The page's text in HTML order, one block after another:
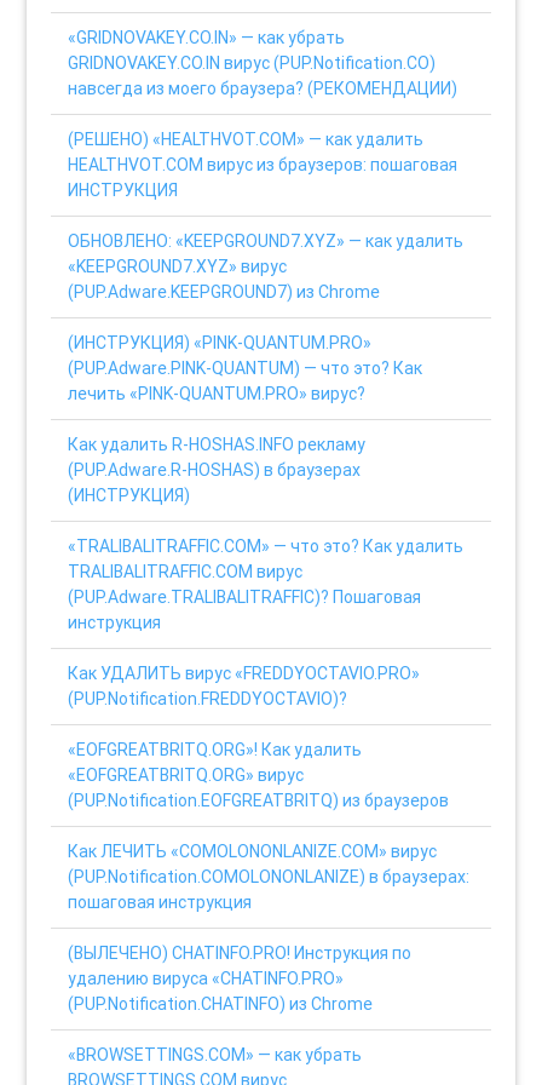
«GRIDNOVAKEY.CO.IN» — как убрать
GRIDNOVAKEY.CO.IN вирус (PUP.Notification.CO)
навсегда из моего браузера? (РЕКОМЕНДАЦИИ)
(РЕШЕНО) «HEALTHVOT.COM» — как удалить
HEALTHVOT.COM вирус из браузеров: пошаговая
ИНСТРУКЦИЯ
ОБНОВЛЕНО: «KEEPGROUND7.XYZ» — как удалить
«KEEPGROUND7.XYZ» вирус
(PUP.Adware.KEEPGROUND7) из Chrome
(ИНСТРУКЦИЯ) «PINK-QUANTUM.PRO»
(PUP.Adware.PINK-QUANTUM) — что это? Как
лечить «PINK-QUANTUM.PRO» вирус?
Как удалить R-HOSHAS.INFO рекламу
(PUP.Adware.R-HOSHAS) в браузерах
(ИНСТРУКЦИЯ)
«TRALIBALITRAFFIC.COM» — что это? Как удалить
TRALIBALITRAFFIC.COM вирус
(PUP.Adware.TRALIBALITRAFFIC)? Пошаговая
инструкция
Как УДАЛИТЬ вирус «FREDDYOCTAVIO.PRO»
(PUP.Notification.FREDDYOCTAVIO)?
«EOFGREATBRITQ.ORG»! Как удалить
«EOFGREATBRITQ.ORG» вирус
(PUP.Notification.EOFGREATBRITQ) из браузеров
Как ЛЕЧИТЬ «COMOLONONLANIZE.COM» вирус
(PUP.Notification.COMOLONONLANIZE) в браузерах:
пошаговая инструкция
(ВЫЛЕЧЕНО) CHATINFO.PRO! Инструкция по
удалению вируса «CHATINFO.PRO»
(PUP.Notification.CHATINFO) из Chrome
«BROWSETTINGS.COM» — как убрать
BROWSETTINGS.COM вирус